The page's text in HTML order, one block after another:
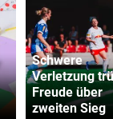
Schwere
Verletzung
Freude über
zweiten Sieg